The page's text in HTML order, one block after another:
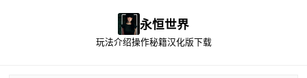
永恒世界
玩法介绍操作秘籍汉化版下载